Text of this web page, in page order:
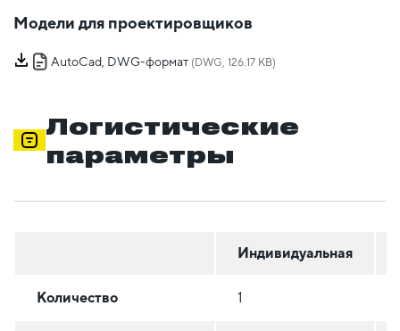
Модели для проектировщиков
AutoCad, DWG-формат (DWG, 126.17 KB)
Логистические
параметры
Индивидуальная
Количество 1